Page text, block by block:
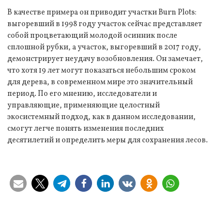
В качестве примера он приводит участки Burn Plots:
выгоревший в 1998 году участок сейчас представляет
собой процветающий молодой осинник после
сплошной рубки, а участок, выгоревший в 2017 году,
демонстрирует неудачу возобновления. Он замечает,
что хотя 19 лет могут показаться небольшим сроком
для дерева, в современном мире это значительный
период. По его мнению, исследователи и
управляющие, применяющие целостный
экосистемный подход, как в данном исследовании,
смогут легче понять изменения последних
десятилетий и определить меры для сохранения лесов.